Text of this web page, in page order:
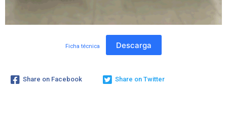
Ficha técnica Descarga
Share on Facebook Share on Twitter